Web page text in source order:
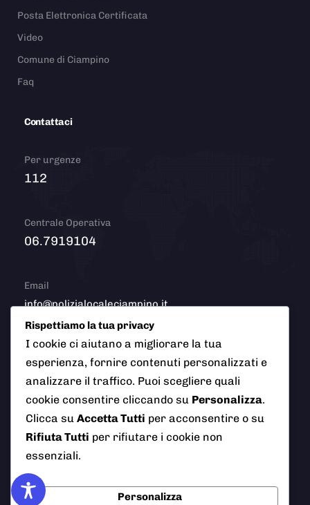
Posta Elettronica Certificata
Video
Comune di Ciampino
Faq
Contattaci
Per urgenze
112
Centrale Operativa
06.7919104
Email
info@polizialocaleciampino.it
© 2026 Polizia Locale del Comune di Ciampino (Roma). Tutti
i diritti riservati
AI Info
Cookie Policy Credits
Rispettiamo la tua privacy
I cookie ci aiutano a migliorare la tua
esperienza, fornire contenuti personalizzati e
analizzare il traffico. Puoi scegliere quali
cookie consentire cliccando su Personalizza.
Clicca su Accetta Tutti per acconsentire o su
Rifiuta Tutti per rifiutare i cookie non
essenziali.
Personalizza